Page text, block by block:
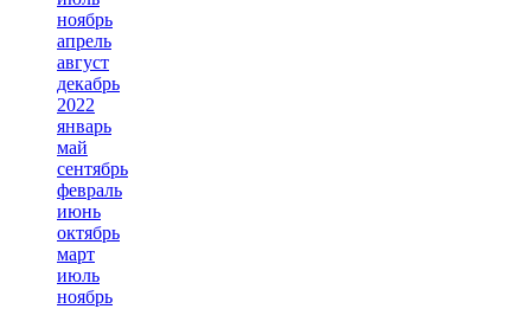
ноябрь
апрель
август
декабрь
2022
январь
май
сентябрь
февраль
июнь
октябрь
март
июль
ноябрь